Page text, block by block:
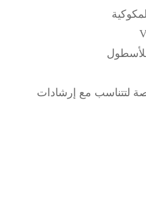
للأسطول
مع إرشادات